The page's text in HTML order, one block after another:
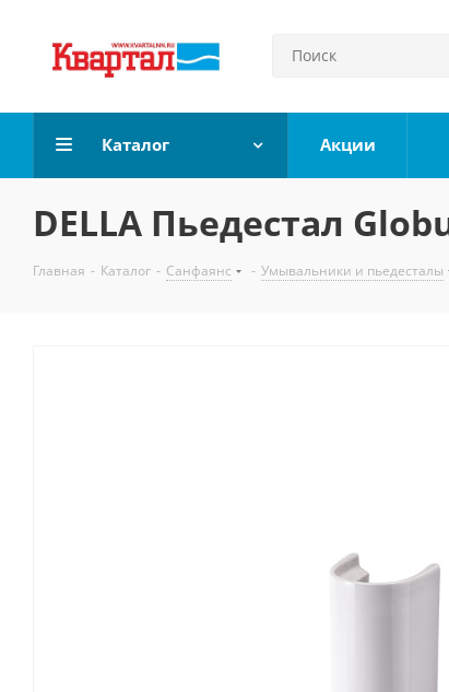
Каталог Акции
DELLA Пьедестал
Главная - Каталог - Санфаянс - Умывальники и пьедесталы